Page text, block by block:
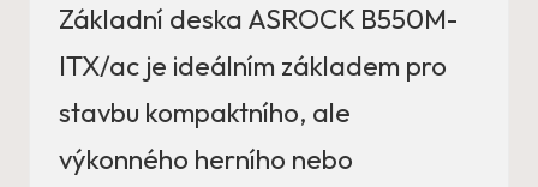
Základní deska ASROCK B550M-
ITX/ac je ideálním základem pro
stavbu kompaktního, ale
výkonného herního nebo